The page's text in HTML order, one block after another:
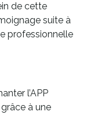
de cette
suite à
professionnelle
l’APP
à une